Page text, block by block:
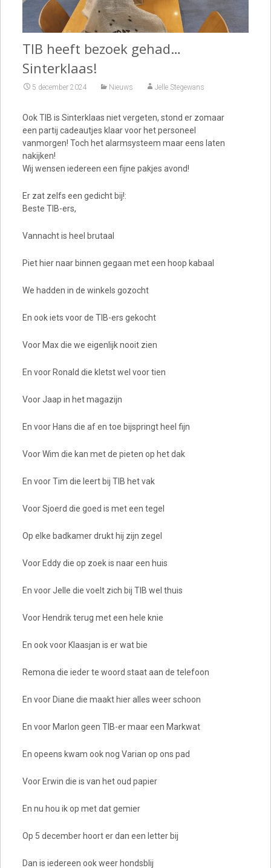
TIB heeft bezoek gehad…
Sinterklaas!
5 december 2024 Nieuws Jelle Stegewans
Ook TIB is Sinterklaas niet vergeten, stond er zomaar
een partij cadeautjes klaar voor het personeel
vanmorgen! Toch het alarmsysteem maar eens laten
nakijken!
Wij wensen iedereen een fijne pakjes avond!
Er zat zelfs een gedicht bij!:
Beste TIB-ers,
Vannacht is heel brutaal
Piet hier naar binnen gegaan met een hoop kabaal
We hadden in de winkels gozocht
En ook iets voor de TIB-ers gekocht
Voor Max die we eigenlijk nooit zien
En voor Ronald die kletst wel voor tien
Voor Jaap in het magazijn
En voor Hans die af en toe bijspringt heel fijn
Voor Wim die kan met de pieten op het dak
En voor Tim die leert bij TIB het vak
Voor Sjoerd die goed is met een tegel
Op elke badkamer drukt hij zijn zegel
Voor Eddy die op zoek is naar een huis
En voor Jelle die voelt zich bij TIB wel thuis
Voor Hendrik terug met een hele knie
En ook voor Klaasjan is er wat bie
Remona die ieder te woord staat aan de telefoon
En voor Diane die maakt hier alles weer schoon
En voor Marlon geen TIB-er maar een Markwat
En opeens kwam ook nog Varian op ons pad
Voor Erwin die is van het oud papier
En nu hou ik op met dat gemier
Op 5 december hoort er dan een letter bij
Dan is iedereen ook weer hondsblij